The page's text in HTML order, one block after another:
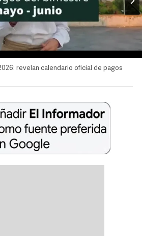
revelan calendario oficial de pagos